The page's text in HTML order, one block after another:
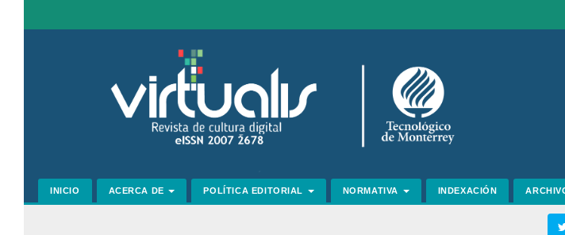
INICIO ACERCA DE POLÍTICA EDITORIAL NORMATIVA INDEXACIÓN